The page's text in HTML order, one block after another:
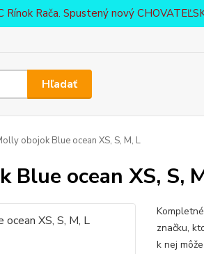
Rača. Spustený nový
Hľadať
obojok Blue ocean XS, S, M, L
Blue ocean XS, S,
značku,
k nej